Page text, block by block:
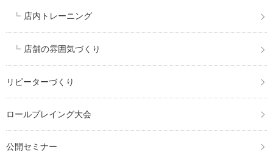
店内トレーニング
店舗の雰囲気づくり
リピーターづくり
ロールプレイング大会
公開セミナー